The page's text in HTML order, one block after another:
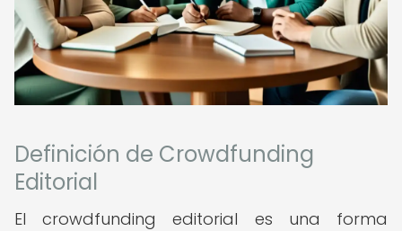
Definición de Crowdfunding
Editorial
El crowdfunding editorial es una forma